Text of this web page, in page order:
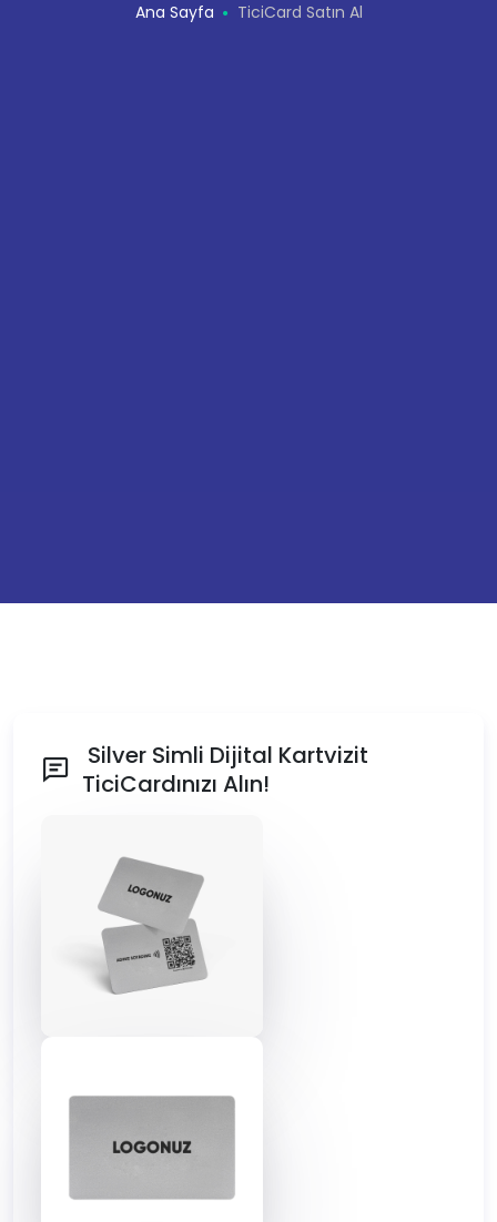
Ana Sayfa TiciCard Satın Al
Silver Simli Dijital Kartvizit
TiciCardınızı Alın!